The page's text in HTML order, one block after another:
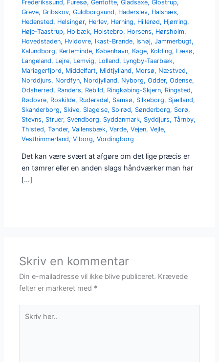
Frederikssund , Furesø,Gentofte,Gladsaxe,Glostrup,
Greve,Gribskov,Guldborgsund, Haderslev, Halsnæs,
Hedensted, Helsingør, Herlev, Herning, Hillerød, Hjørring,
Høje-Taastrup, Holbæk, Holstebro, Horsens, Hørsholm,
Hovedstaden, Hvidovre, Ikast-Brande, Ishøj,Jammerbugt,
Kalundborg, Kerteminde, København, Køge, Kolding, Læsø,
Langeland, Lejre, Lemvig, Lolland, Lyngby-Taarbæk,
Mariagerfjord, Middelfart, Midtjylland, Morsø, Næstved,
Norddjurs, Nordfyn, Nordjylland, Nyborg,Odder,Odense,
Odsherred, Randers, Rebild, Ringkøbing-Skjern, Ringsted,
Rødovre, Roskilde, Rudersdal, Samsø, Silkeborg, Sjælland,
Skanderborg, Skive, Slagelse, Solrød, Sønderborg, Sorø,
Stevns, Struer, Svendborg, Syddanmark, Syddjurs,Tårnby,
Thisted,Tønder,Vallensbæk,Varde,Vejen,Vejle,
Vesthimmerland,Viborg,Vordingborg
Det kan være svært at afgøre om det lige præcis er
en tømrer eller en anden slags håndværker man har
[…]
Skriv en kommentar
Din e-mailadresse vil ikke blive publiceret. Krævede
felter er markeret med *
her..